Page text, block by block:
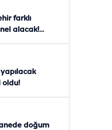
farklı
alacak!
oldu!
doğum